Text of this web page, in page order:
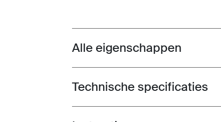
Toggle features
Alle eigenschappen
Toggle techspec
Technische specificaties